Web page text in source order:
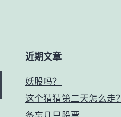
近期文章
妖股吗？
这个猜猜第二天怎么走？